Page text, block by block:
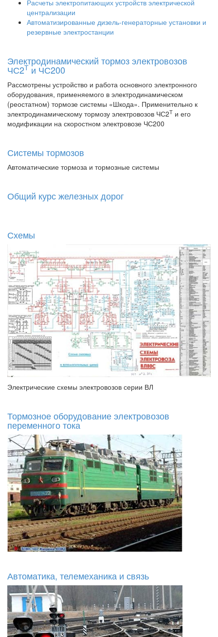
Расчеты электропитающих устройств электрической
централизации
Автоматизированные дизель-генераторные установки и
резервные электростанции
Электродинамический тормоз электровозов
ЧС2Т и ЧС200
Рассмотрены устройство и работа основного электронного
оборудования, применяемого в электродинамическом
(реостатном) тормозе системы «Шкода». Применительно к
электродинамическому тормозу электровозов ЧС2Т и его
модификации на скоростном электровозе ЧС200
Системы тормозов
Автоматические тормоза и тормозные системы
Общий курс железных дорог
Схемы
Электрические схемы электровозов серии ВЛ
Тормозное оборудование электровозов
переменного тока
Автоматика, телемеханика и связь